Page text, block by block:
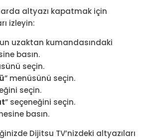
altyazı kapatmak için
izleyin:
uzaktan kumandasındaki
basın.
seçin.
” menüsünü seçin.
seçin.
” seçeneğini seçin.
basın.
Dijitsu TV’nizdeki altyazıları